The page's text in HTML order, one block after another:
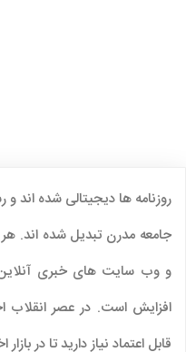
روزنامه ها دیجیتالی شده اند
جامعه مدرن تبدیل شده اند. هر
و وب سایت های خبری
افزایش است. در عصر انقلاب
قابل اعتماد نیاز دارید تا در